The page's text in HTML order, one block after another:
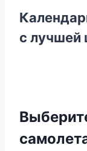
с лучшей